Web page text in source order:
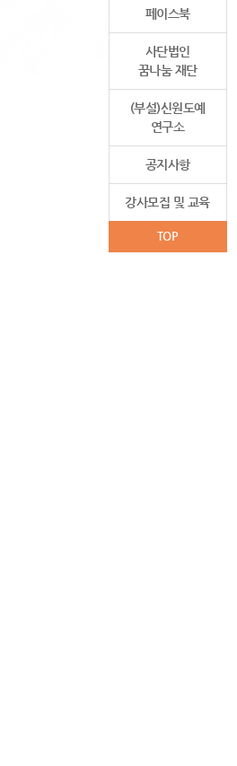
페이스북
사단법인
꿈나눔 재단
(부설)신원도예
연구소
공지사항
강사모집 및 교육
TOP